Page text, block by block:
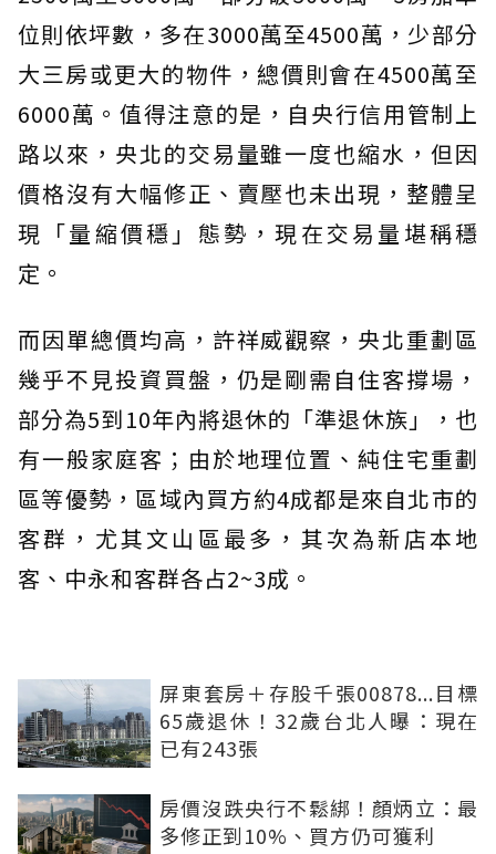
位則依坪數，多在3000萬至4500萬，少部分
大三房或更大的物件，總價則會在4500萬至
6000萬。值得注意的是，自央行信用管制上
路以來，央北的交易量雖一度也縮水，但因
價格沒有大幅修正、賣壓也未出現，整體呈
現「量縮價穩」態勢，現在交易量堪稱穩
定。
而因單總價均高，許祥威觀察，央北重劃區
幾乎不見投資買盤，仍是剛需自住客撐場，
部分為5到10年內將退休的「準退休族」，也
有一般家庭客；由於地理位置、純住宅重劃
區等優勢，區域內買方約4成都是來自北市的
客群，尤其文山區最多，其次為新店本地
客、中永和客群各占2~3成。
屏東套房＋存股千張00878...目標
65歲退休！32歲台北人曝：現在
已有243張
房價沒跌央行不鬆綁！顏炳立：最
多修正到10%、買方仍可獲利